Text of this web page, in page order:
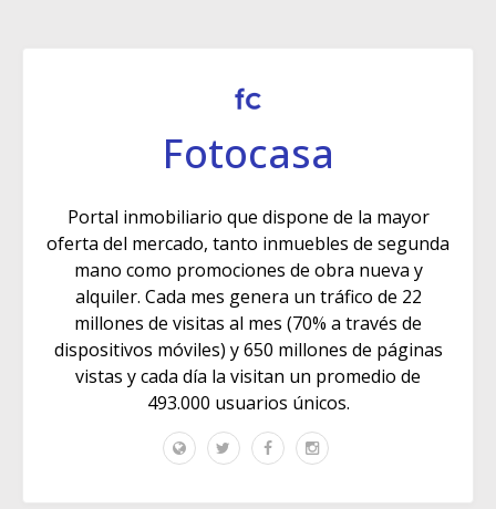
Fotocasa
Portal inmobiliario que dispone de la mayor
oferta del mercado, tanto inmuebles de segunda
mano como promociones de obra nueva y
alquiler. Cada mes genera un tráfico de 22
millones de visitas al mes (70% a través de
dispositivos móviles) y 650 millones de páginas
vistas y cada día la visitan un promedio de
493.000 usuarios únicos.